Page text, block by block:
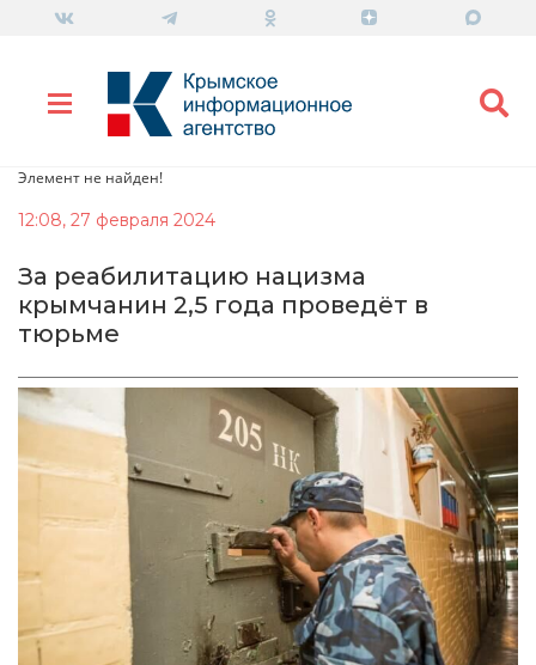
Элемент не найден!
12:08, 27 февраля 2024
За реабилитацию нацизма
крымчанин 2,5 года проведёт в
тюрьме